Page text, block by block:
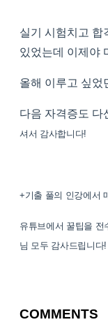
실기 시험치고 합
있었는데 이제야
올해 이루고 싶었
다음 자격증도 다
셔서 감사합니다!
+기출 풀의 인강에서
유튜브에서 꿀팁을
님 모두 감사드립니다!
COMMENTS